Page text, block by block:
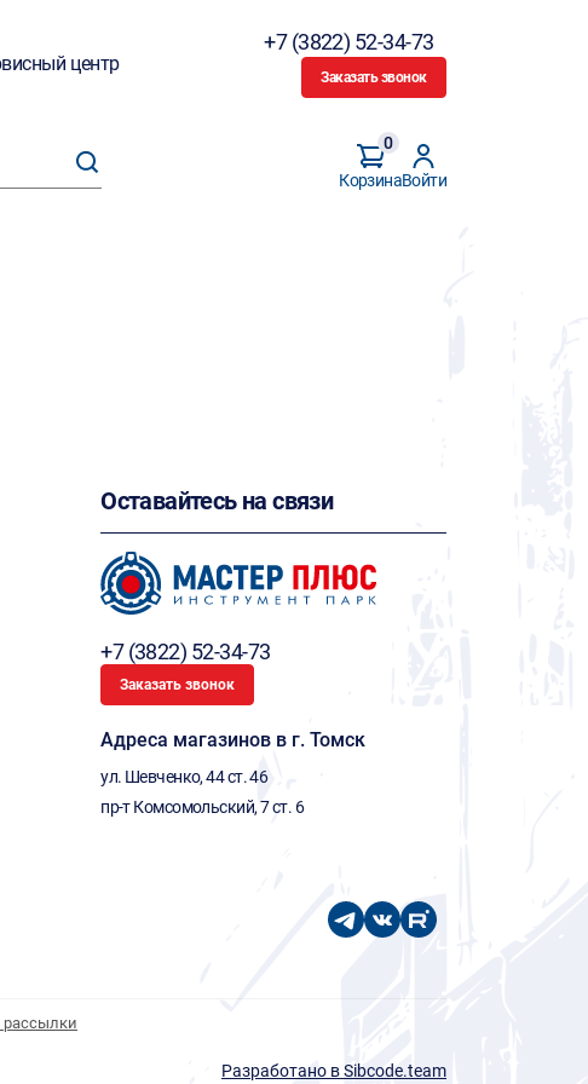
центр
+7 (3822) 52-34-73
Заказать звонок
Корзина
0
Войти
Оставайтесь на связи
+7 (3822) 52-34-73
Заказать звонок
Адреса магазинов в г. Томск
ул. Шевченко, 44 ст. 46
пр-т Комсомольский, 7 ст. 6
рассылки
Разработано в Sibcode.team